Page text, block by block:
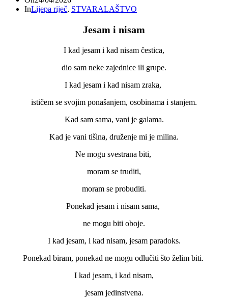
InLijepa riječ, STVARALAŠTVO
Jesam i nisam
I kad jesam i kad nisam čestica,
dio sam neke zajednice ili grupe.
I kad jesam i kad nisam zraka,
ističem se svojim ponašanjem, osobinama i stanjem.
Kad sam sama, vani je galama.
Kad je vani tišina, druženje mi je milina.
Ne mogu svestrana biti,
moram se truditi,
moram se probuditi.
Ponekad jesam i nisam sama,
ne mogu biti oboje.
I kad jesam, i kad nisam, jesam paradoks.
Ponekad biram, ponekad ne mogu odlučiti što želim biti.
I kad jesam, i kad nisam,
jesam jedinstvena.